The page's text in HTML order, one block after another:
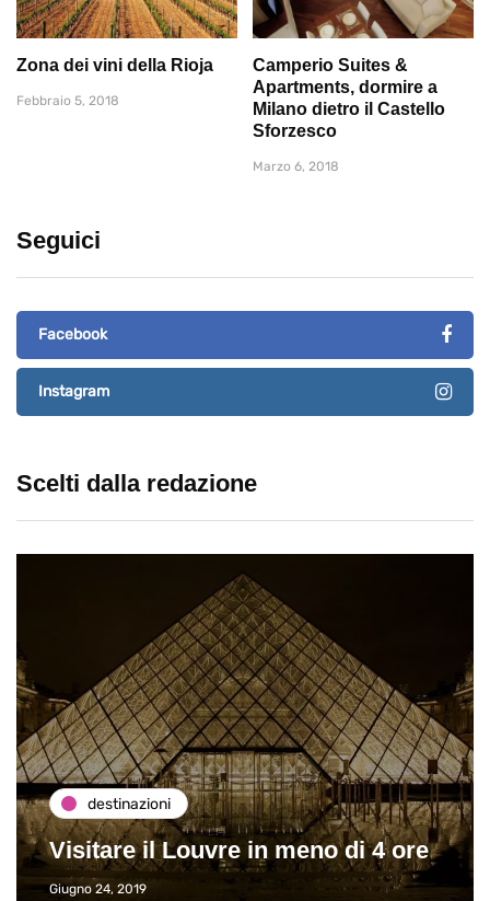
Zona dei vini della Rioja
Febbraio 5, 2018
Camperio Suites &
Apartments, dormire a
Milano dietro il Castello
Sforzesco
Marzo 6, 2018
Seguici
Facebook
Instagram
Scelti dalla redazione
destinazioni
Visitare il Louvre in meno di 4 ore
Giugno 24, 2019